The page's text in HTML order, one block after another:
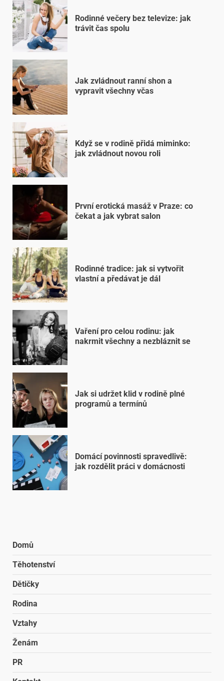
Rodinné večery bez televize: jak
trávit čas spolu
Jak zvládnout ranní shon a
vypravit všechny včas
Když se v rodině přidá miminko:
jak zvládnout novou roli
První erotická masáž v Praze: co
čekat a jak vybrat salon
Rodinné tradice: jak si vytvořit
vlastní a předávat je dál
Vaření pro celou rodinu: jak
nakrmit všechny a nezbláznit se
Jak si udržet klid v rodině plné
programů a termínů
Domácí povinnosti spravedlivě:
jak rozdělit práci v domácnosti
Domů
Těhotenství
Dětičky
Rodina
Vztahy
Ženám
PR